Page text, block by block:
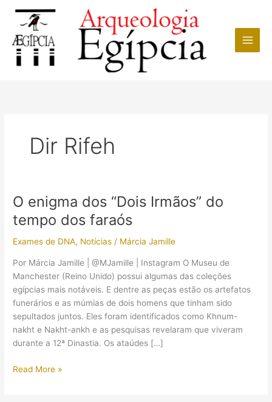
conteúdo
Dir Rifeh
O enigma dos “Dois Irmãos” do
tempo dos faraós
Exames de DNA, Notícias / Márcia Jamille
Por Márcia Jamille | @MJamille | Instagram O Museu de
Manchester (Reino Unido) possui algumas das coleções
egípcias mais notáveis. E dentre as peças estão os artefatos
funerários e as múmias de dois homens que tinham sido
sepultados juntos. Eles foram identificados como Khnum-
nakht e Nakht-ankh e as pesquisas revelaram que viveram
durante a 12ª Dinastia. Os ataúdes […]
O
Read More »